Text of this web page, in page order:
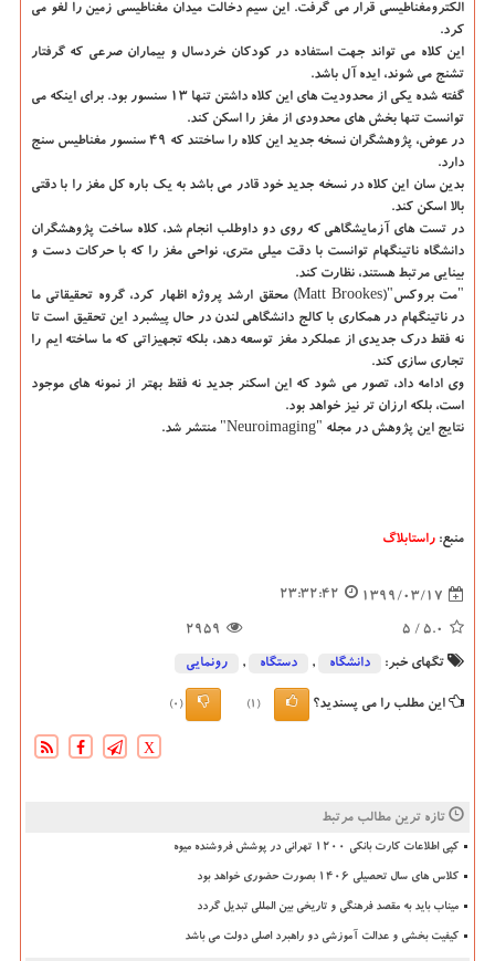
الکترومغناطیسی قرار می گرفت. این سیم دخالت میدان مغناطیسی زمین را لغو می
کرد.
این کلاه می تواند جهت استفاده در کودکان خردسال و بیماران صرعی که گرفتار
تشنج می شوند، ایده آل باشد.
گفته شده یکی از محدودیت های این کلاه داشتن تنها ۱۳ سنسور بود. برای اینکه می
توانست تنها بخش های محدودی از مغز را اسکن کند.
در عوض، پژوهشگران نسخه جدید این کلاه را ساختند که ۴۹ سنسور مغناطیس سنج
دارد.
بدین سان این کلاه در نسخه جدید خود قادر می باشد به یک باره کل مغز را با دقتی
بالا اسکن کند.
در تست های آزمایشگاهی که روی دو داوطلب انجام شد، کلاه ساخت پژوهشگران
دانشگاه ناتینگهام توانست با دقت میلی متری، نواحی مغز را که با حرکات دست و
بینایی مرتبط هستند، نظارت کند.
"مت بروکس"(Matt Brookes) محقق ارشد پروژه اظهار کرد، گروه تحقیقاتی ما
در ناتینگهام در همکاری با کالج دانشگاهی لندن در حال پیشبرد این تحقیق است تا
نه فقط درک جدیدی از عملکرد مغز توسعه دهد، بلکه تجهیزاتی که ما ساخته ایم را
تجاری سازی کند.
وی ادامه داد، تصور می شود که این اسکنر جدید نه فقط بهتر از نمونه های موجود
است، بلکه ارزان تر نیز خواهد بود.
نتایج این پژوهش در مجله "Neuroimaging" منتشر شد.
منبع: راستابلاگ
1399/03/17
23:32:42
5.0
/ 5
2959
تگهای خبر: دانشگاه‌ , دستگاه , رونمایی
این مطلب را می پسندید؟ (1)
(0)
X
تازه ترین مطالب مرتبط
کپی اطلاعات کارت بانکی ۱۲۰۰ تهرانی در پوشش فروشنده میوه
کلاس های سال تحصیلی ۱۴۰۶ بصورت حضوری خواهد بود
میناب باید به مقصد فرهنگی و تاریخی بین المللی تبدیل گردد
کیفیت بخشی و عدالت آموزشی دو راهبرد اصلی دولت می باشد